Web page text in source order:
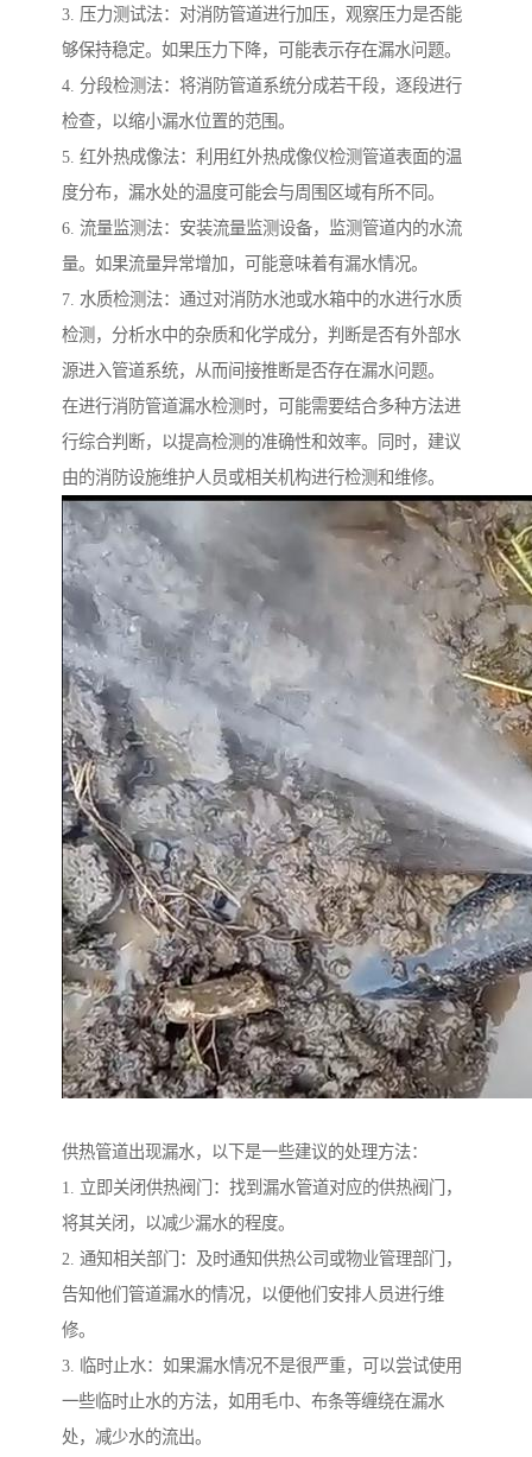
3. 压力测试法：对消防管道进行加压，观察压力是否能
够保持稳定。如果压力下降，可能表示存在漏水问题。
4. 分段检测法：将消防管道系统分成若干段，逐段进行
检查，以缩小漏水位置的范围。
5. 红外热成像法：利用红外热成像仪检测管道表面的温
度分布，漏水处的温度可能会与周围区域有所不同。
6. 流量监测法：安装流量监测设备，监测管道内的水流
量。如果流量异常增加，可能意味着有漏水情况。
7. 水质检测法：通过对消防水池或水箱中的水进行水质
检测，分析水中的杂质和化学成分，判断是否有外部水
源进入管道系统，从而间接推断是否存在漏水问题。
在进行消防管道漏水检测时，可能需要结合多种方法进
行综合判断，以提高检测的准确性和效率。同时，建议
由的消防设施维护人员或相关机构进行检测和维修。
供热管道出现漏水，以下是一些建议的处理方法：
1. 立即关闭供热阀门：找到漏水管道对应的供热阀门，
将其关闭，以减少漏水的程度。
2. 通知相关部门：及时通知供热公司或物业管理部门，
告知他们管道漏水的情况，以便他们安排人员进行维
修。
3. 临时止水：如果漏水情况不是很严重，可以尝试使用
一些临时止水的方法，如用毛巾、布条等缠绕在漏水
处，减少水的流出。